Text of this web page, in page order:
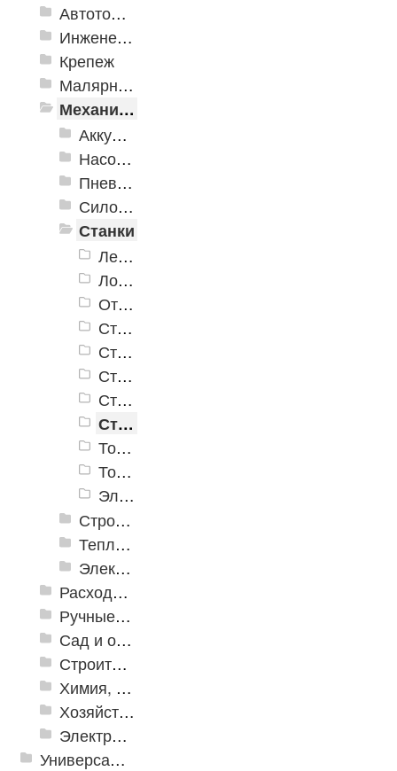
Автотовары
Инженерная сантехника и инструменты
Крепеж
Малярно-штукатурные инструменты
Механизированные инструменты
Аккумуляторный инструмент
Насосное оборудование
Пневматика
Силовое оборудование
Станки
Ленточные пилы
Лобзиковые станки
Отрезные (монтажные) пилы
Станки распиловочные (циркулярные)
Станки рейсмусовые
Станки сверлильные
Станки фуговально-рейсмусовые
Станки шлифовальные
Токарные станки
Точила
Электроплиткорезы
Строительное оборудование
Тепло и клининговое оборудование (уборка)
Электроинструменты
Расходные инструменты
Ручные инструменты
Сад и огород
Строительная Химия и принадлежности
Химия, крепеж, СИЗ
Хозяйственные принадлежности
Электрика и свет
Универсальные модульные покрытия